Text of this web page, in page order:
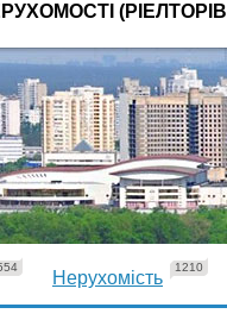
Нерухомість
1210